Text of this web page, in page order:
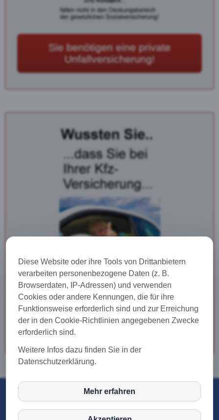
Sie benötigen eine private
Unfallversicherung!
Hier geht es zur Lösung!
Vermögensberatung Alles in einer Hand
Kirchebner & Vehzely OG
Diese Website oder ihre Tools von Drittanbietern
verarbeiten personenbezogene Daten (z. B.
Browserdaten, IP-Adressen) und verwenden
Cookies oder andere Kennungen, die für ihre
Funktionsweise erforderlich sind und zur Erreichung
der in den Cookie-Richtlinien angegebenen Zwecke
erforderlich sind.
Weitere Infos dazu finden Sie in der
Datenschutzerklärung.
Mehr erfahren